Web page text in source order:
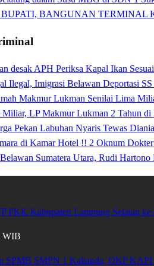
BANGUNAN TERMINAL
desak APH Periksa Kapal Ikan
Ilegal, Imigrasi Belawan Deportasi
Makmur Lukman Senilai Lima
LP Makmur Lukman 2 Tahun di
Pekan Labuhan Nyaris Tewas
di Kamar Hotel !! 2 Oknum
Sumatera Utara, Rudi
PKK Kabupaten Lampung Selatan
WIB
SPMB SMPN 1 Kalianda, OKP